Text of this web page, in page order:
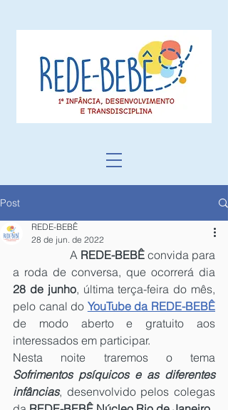
Post
REDE-BEBÊ
28 de jun. de 2022
		A
REDE-BEBÊ convida para
28 de junho, última terça-feira do mês,
pelo canal do YouTube da REDE-BEBÊ
de modo aberto e gratuito aos
interessados em participar.
Sofrimentos psíquicos e as diferentes
infâncias, desenvolvido pelos colegas